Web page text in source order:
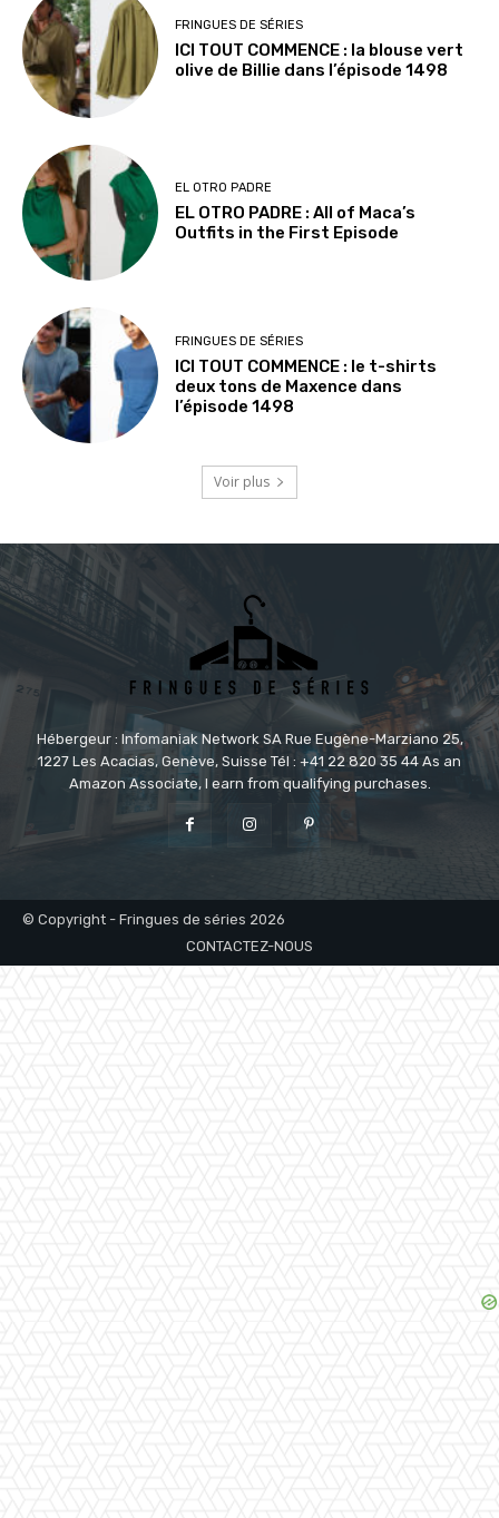
FRINGUES DE SÉRIES
ICI TOUT COMMENCE : la blouse vert
olive de Billie dans l’épisode 1498
EL OTRO PADRE
EL OTRO PADRE : All of Maca’s
Outfits in the First Episode
FRINGUES DE SÉRIES
ICI TOUT COMMENCE : le t-shirts
deux tons de Maxence dans
l’épisode 1498
Voir plus
Hébergeur : Infomaniak Network SA Rue Eugène-Marziano 25,
1227 Les Acacias, Genève, Suisse Tél : +41 22 820 35 44 As an
Amazon Associate, I earn from qualifying purchases.
© Copyright - Fringues de séries 2026
CONTACTEZ-NOUS